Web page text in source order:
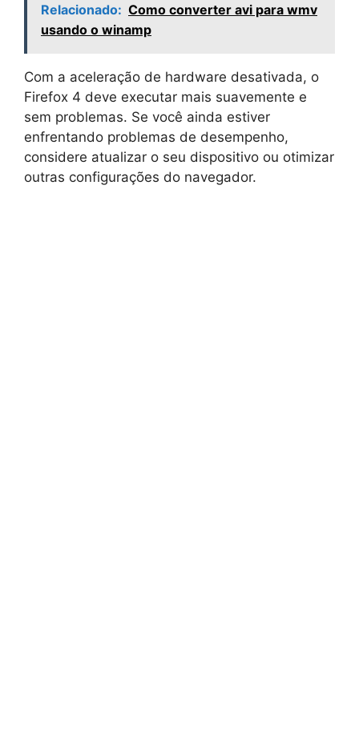
Relacionado: Como converter avi para wmv
usando o winamp
Com a aceleração de hardware desativada, o
Firefox 4 deve executar mais suavemente e
sem problemas. Se você ainda estiver
enfrentando problemas de desempenho,
considere atualizar o seu dispositivo ou otimizar
outras configurações do navegador.